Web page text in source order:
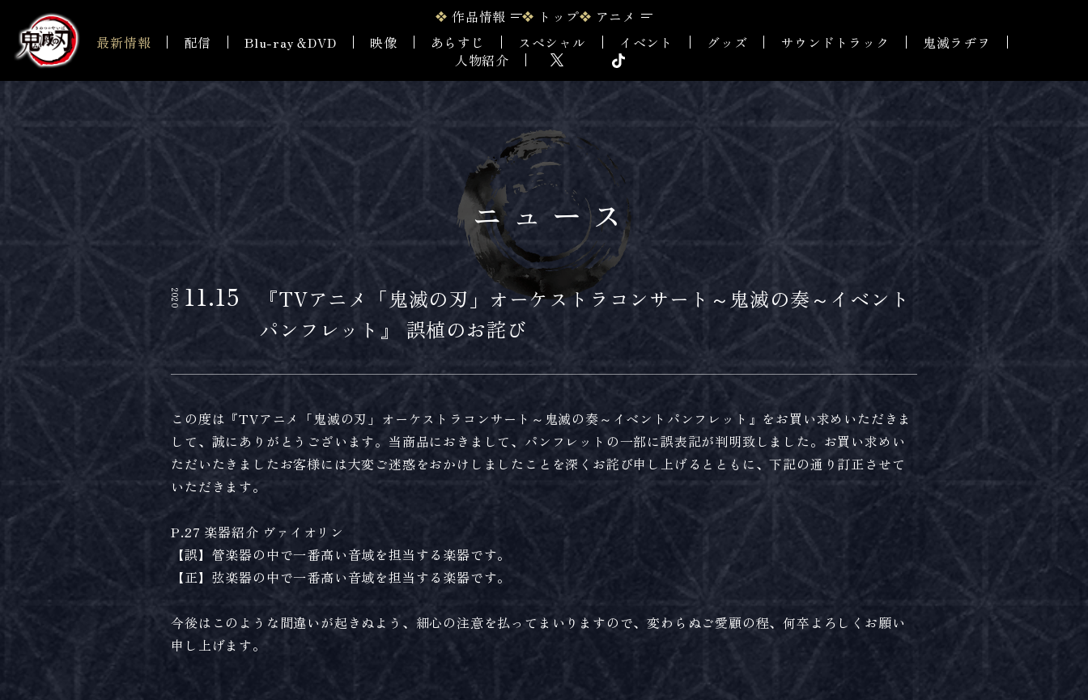
作品情報 トップ
アニメ
最新情報
配信 Blu-ray＆DVD 映像 あらすじ スペシャル イベント グッズ サウンドトラック
鬼滅ラヂヲ
人物紹介
ニュース
2020 11.15
『TVアニメ「鬼滅の刃」オーケストラコンサート～鬼滅の奏～イベント
パンフレット』 誤植のお詫び
この度は『TVアニメ「鬼滅の刃」オーケストラコンサート～鬼滅の奏～イベントパンフレット』をお買い求めいただきま
して、誠にありがとうございます。当商品におきまして、パンフレットの一部に誤表記が判明致しました。お買い求めい
ただいたきましたお客様には大変ご迷惑をおかけしましたことを深くお詫び申し上げるとともに、下記の通り訂正させて
いただきます。
P.27 楽器紹介 ヴァイオリン
【誤】管楽器の中で一番高い音域を担当する楽器です。
【正】弦楽器の中で一番高い音域を担当する楽器です。
今後はこのような間違いが起きぬよう、細心の注意を払ってまいりますので、変わらぬご愛顧の程、何卒よろしくお願い
申し上げます。